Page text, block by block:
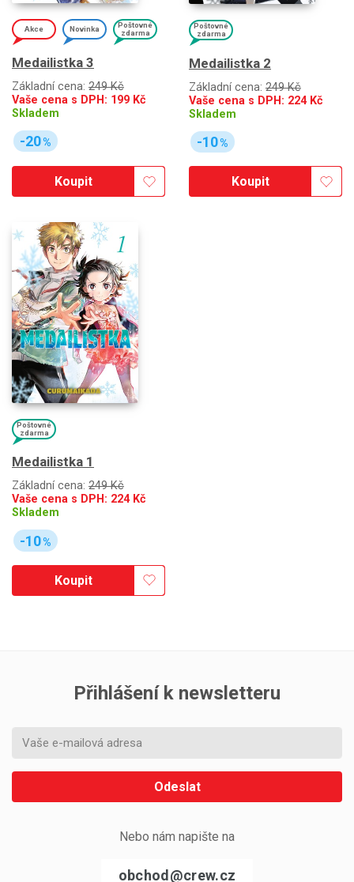
Akce Novinka
Poštovné
zdarma
Medailistka 3
Základní cena: 249 Kč
Vaše cena s DPH: 199 Kč
Skladem
-20%
Koupit
Poštovné
zdarma
Medailistka 2
Základní cena: 249 Kč
Vaše cena s DPH: 224Kč
Skladem
-10%
Koupit
Poštovné
zdarma
Medailistka 1
Základní cena: 249 Kč
Vaše cena s DPH: 224Kč
Skladem
-10%
Koupit
Přihlášení k newsletteru
Odeslat
Nebo nám napište na
obchod@crew.cz